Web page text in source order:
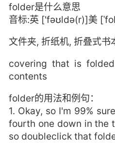
folder是什么意思
音标:英 ['fəʊldə(r)]美
文件夹, 折纸机, 折叠式
covering that is
contents
folder的用法和例句：
1. Okay, so I'm 99%
fourth one down in the
so doubleclick that